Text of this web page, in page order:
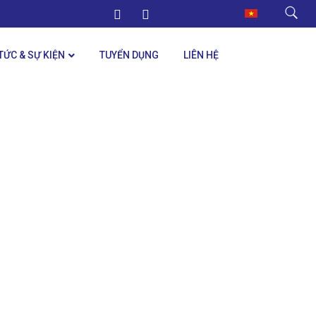
& SỰ KIỆN TUYỂN DỤNG LIÊN HỆ